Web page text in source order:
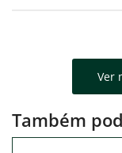
Ver
Também